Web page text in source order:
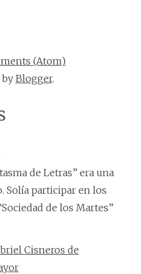
(Atom)
byBlogger.
de Letras” era una
Solía participar en los
de los Martes”
Cisneros de